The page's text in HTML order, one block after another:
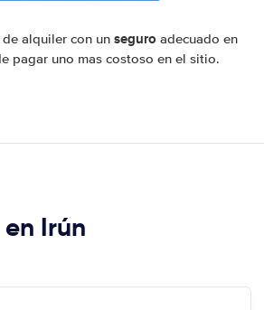
de alquiler con un seguro adecuado en
pagar uno mas costoso en el sitio.
Irún